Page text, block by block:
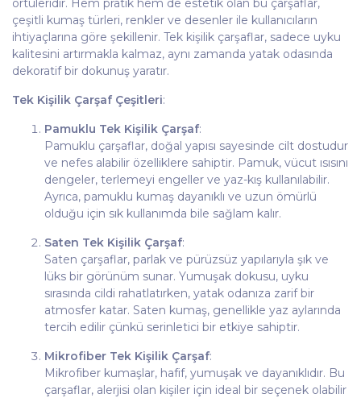
örtüleridir. Hem pratik hem de estetik olan bu çarşaflar,
çeşitli kumaş türleri, renkler ve desenler ile kullanıcıların
ihtiyaçlarına göre şekillenir. Tek kişilik çarşaflar, sadece uyku
kalitesini artırmakla kalmaz, aynı zamanda yatak odasında
dekoratif bir dokunuş yaratır.
Tek Kişilik Çarşaf Çeşitleri:
Pamuklu Tek Kişilik Çarşaf:
Pamuklu çarşaflar, doğal yapısı sayesinde cilt dostudur
ve nefes alabilir özelliklere sahiptir. Pamuk, vücut ısısını
dengeler, terlemeyi engeller ve yaz-kış kullanılabilir.
Ayrıca, pamuklu kumaş dayanıklı ve uzun ömürlü
olduğu için sık kullanımda bile sağlam kalır.
Saten Tek Kişilik Çarşaf:
Saten çarşaflar, parlak ve pürüzsüz yapılarıyla şık ve
lüks bir görünüm sunar. Yumuşak dokusu, uyku
sırasında cildi rahatlatırken, yatak odanıza zarif bir
atmosfer katar. Saten kumaş, genellikle yaz aylarında
tercih edilir çünkü serinletici bir etkiye sahiptir.
Mikrofiber Tek Kişilik Çarşaf:
Mikrofiber kumaşlar, hafif, yumuşak ve dayanıklıdır. Bu
çarşaflar, alerjisi olan kişiler için ideal bir seçenek olabilir